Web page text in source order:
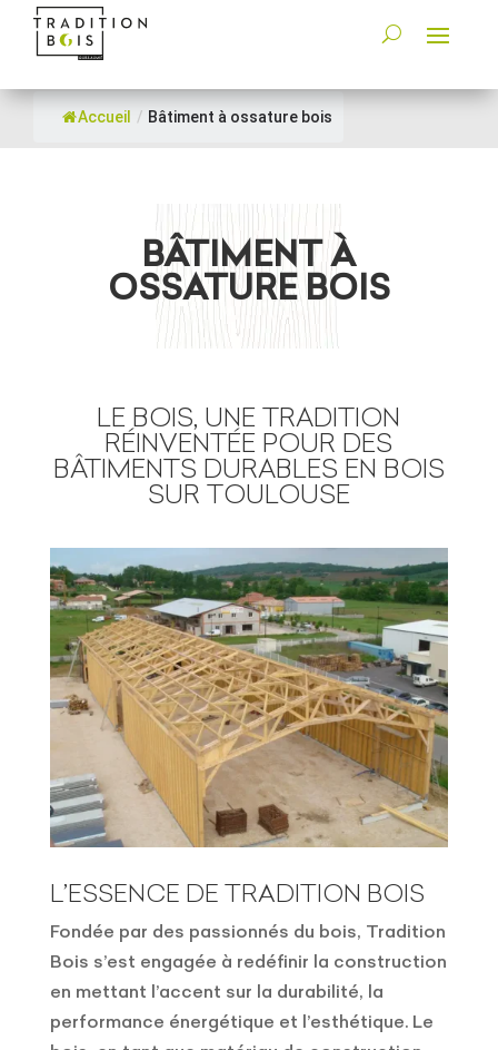
Accueil / Bâtiment à ossature bois
BÂTIMENT À
OSSATURE BOIS
LE BOIS, UNE TRADITION
RÉINVENTÉE POUR DES
BÂTIMENTS DURABLES EN BOIS
SUR TOULOUSE
L’ESSENCE DE TRADITION BOIS
Fondée par des passionnés du bois, Tradition
Bois s’est engagée à redéfinir la construction
en mettant l’accent sur la durabilité, la
performance énergétique et l’esthétique. Le